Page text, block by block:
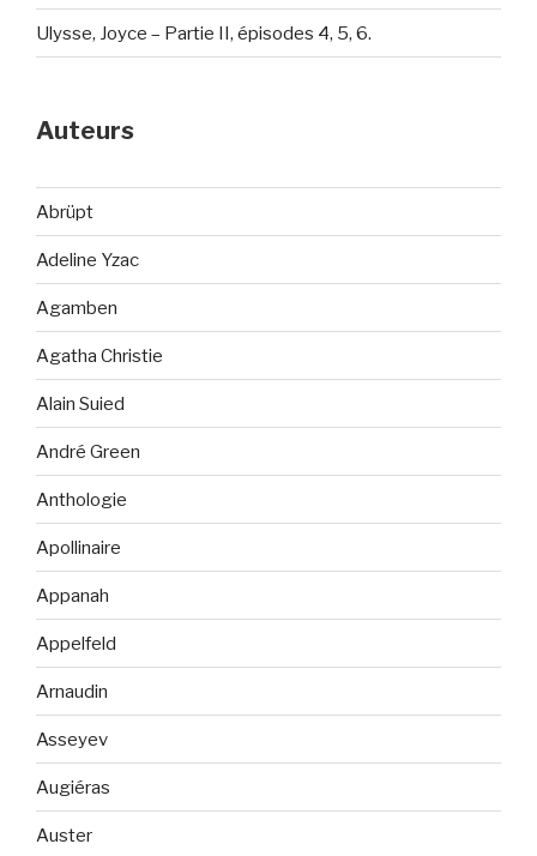
Ulysse, Joyce – Partie II, épisodes 4, 5, 6.
Auteurs
Abrüpt
Adeline Yzac
Agamben
Agatha Christie
Alain Suied
André Green
Anthologie
Apollinaire
Appanah
Appelfeld
Arnaudin
Asseyev
Augiéras
Auster